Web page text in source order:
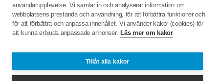
användarupplevelse. Vi samlar in och analyserar information om
webbplatsens prestanda och användning, för att förbättra funktioner och
för att förbättra och anpassa innehållet. Vi använder kakor (cookies) för
att kunna erbjuda anpassade annonser. Läs mer om kakor
Tillåt alla kakor
Arkiv
C/o:Ingemar Sandström